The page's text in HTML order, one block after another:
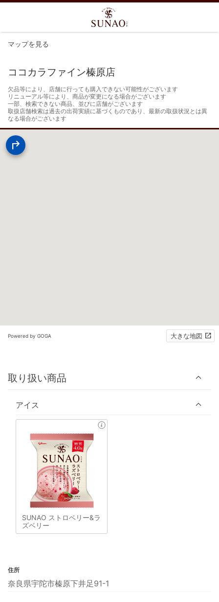
マップを見る
ココカラファイン榛原店
欠品等により、店舗に行っても購入できない可能性がございます
リニューアル等により、商品が変更になる場合がございます
一部、検索できない商品、並びに店舗がございます
取扱店舗検索は過去の出荷実績に基づくものであり、最新の取扱状況とは異
なる場合がございます
Powered by GOGA 大きな地図
取り扱い商品
アイス
SUNAO ストロベリー&ラ
ズベリー
住所
奈良県宇陀市榛原下井足91-1